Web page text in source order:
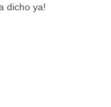
dicho ya!